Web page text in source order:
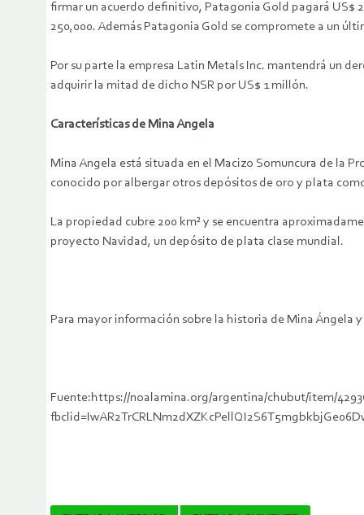
firmar un acuerdo definitivo, Patagonia Gold pagará US$
250,000. Además Patagonia Gold se compromete a un
Por su parte la empresa Latin Metals Inc. mantendrá un
adquirir la mitad de dicho NSR por US$ 1 millón.
Características de Mina Angela
Mina Angela está situada en el Macizo Somuncura de la
conocido por albergar otros depósitos de oro y plata
La propiedad cubre 200 km² y se encuentra
proyecto Navidad, un depósito de plata clase mundial.
Para mayor información sobre la historia de Mina Ángela
Fuente:https://noalamina.org/argentina/chubut/item/